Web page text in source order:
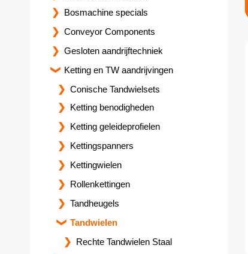
Bosmachine specials
Conveyor Components
Gesloten aandrijftechniek
Ketting en TW aandrijvingen
Conische Tandwielsets
Ketting benodigheden
Ketting geleideprofielen
Kettingspanners
Kettingwielen
Rollenkettingen
Tandheugels
Tandwielen
Rechte Tandwielen Staal